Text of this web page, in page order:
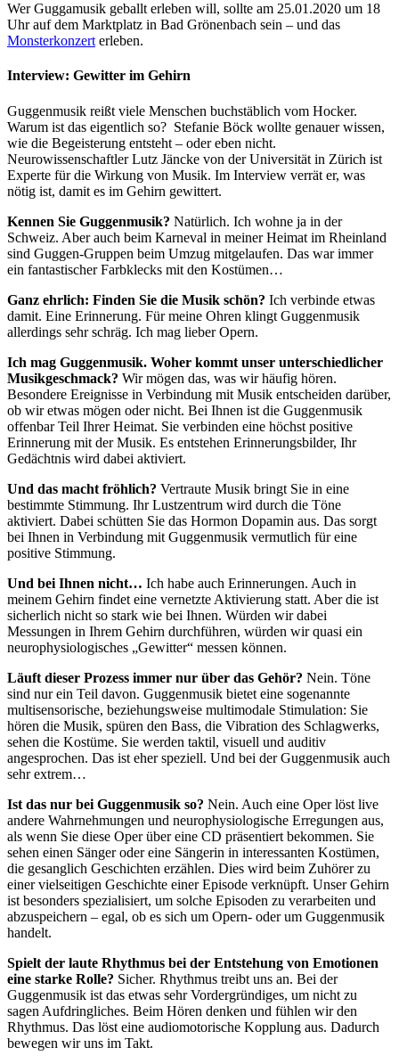
Wer Guggamusik geballt erleben will, sollte am 25.01.2020 um 18
Uhr auf dem Marktplatz in Bad Grönenbach sein – und das
Monsterkonzert erleben.
Interview: Gewitter im Gehirn
Guggenmusik reißt viele Menschen buchstäblich vom Hocker.
Warum ist das eigentlich so? Stefanie Böck wollte genauer wissen,
wie die Begeisterung entsteht – oder eben nicht.
Neurowissenschaftler Lutz Jäncke von der Universität in Zürich ist
Experte für die Wirkung von Musik. Im Interview verrät er, was
nötig ist, damit es im Gehirn gewittert.
Kennen Sie Guggenmusik? Natürlich. Ich wohne ja in der
Schweiz. Aber auch beim Karneval in meiner Heimat im Rheinland
sind Guggen-Gruppen beim Umzug mitgelaufen. Das war immer
ein fantastischer Farbklecks mit den Kostümen…
Ganz ehrlich: Finden Sie die Musik schön? Ich verbinde etwas
damit. Eine Erinnerung. Für meine Ohren klingt Guggenmusik
allerdings sehr schräg. Ich mag lieber Opern.
Ich mag Guggenmusik. Woher kommt unser unterschiedlicher
Musikgeschmack? Wir mögen das, was wir häufig hören.
Besondere Ereignisse in Verbindung mit Musik entscheiden darüber,
ob wir etwas mögen oder nicht. Bei Ihnen ist die Guggenmusik
offenbar Teil Ihrer Heimat. Sie verbinden eine höchst positive
Erinnerung mit der Musik. Es entstehen Erinnerungsbilder, Ihr
Gedächtnis wird dabei aktiviert.
Und das macht fröhlich? Vertraute Musik bringt Sie in eine
bestimmte Stimmung. Ihr Lustzentrum wird durch die Töne
aktiviert. Dabei schütten Sie das Hormon Dopamin aus. Das sorgt
bei Ihnen in Verbindung mit Guggenmusik vermutlich für eine
positive Stimmung.
Und bei Ihnen nicht… Ich habe auch Erinnerungen. Auch in
meinem Gehirn findet eine vernetzte Aktivierung statt. Aber die ist
sicherlich nicht so stark wie bei Ihnen. Würden wir dabei
Messungen in Ihrem Gehirn durchführen, würden wir quasi ein
neurophysiologisches „Gewitter“ messen können.
Läuft dieser Prozess immer nur über das Gehör? Nein. Töne
sind nur ein Teil davon. Guggenmusik bietet eine sogenannte
multisensorische, beziehungsweise multimodale Stimulation: Sie
hören die Musik, spüren den Bass, die Vibration des Schlagwerks,
sehen die Kostüme. Sie werden taktil, visuell und auditiv
angesprochen. Das ist eher speziell. Und bei der Guggenmusik auch
sehr extrem…
Ist das nur bei Guggenmusik so? Nein. Auch eine Oper löst live
andere Wahrnehmungen und neurophysiologische Erregungen aus,
als wenn Sie diese Oper über eine CD präsentiert bekommen. Sie
sehen einen Sänger oder eine Sängerin in interessanten Kostümen,
die gesanglich Geschichten erzählen. Dies wird beim Zuhörer zu
einer vielseitigen Geschichte einer Episode verknüpft. Unser Gehirn
ist besonders spezialisiert, um solche Episoden zu verarbeiten und
abzuspeichern – egal, ob es sich um Opern- oder um Guggenmusik
handelt.
Spielt der laute Rhythmus bei der Entstehung von Emotionen
eine starke Rolle? Sicher. Rhythmus treibt uns an. Bei der
Guggenmusik ist das etwas sehr Vordergründiges, um nicht zu
sagen Aufdringliches. Beim Hören denken und fühlen wir den
Rhythmus. Das löst eine audiomotorische Kopplung aus. Dadurch
bewegen wir uns im Takt.